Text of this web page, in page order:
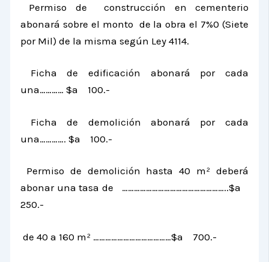
Permiso de construcción en cementerio
abonará sobre el monto de la obra el 7%0 (Siete
por Mil) de la misma según Ley 4114.
Ficha de edificación abonará por cada
una………… $a 100.-
Ficha de demolición abonará por cada
una…………. $a 100.-
Permiso de demolición hasta40 m² deberá
abonar una tasa de ……………………………………………..$a
250.-
de40 a 160 m² …………………………………$a 700.-